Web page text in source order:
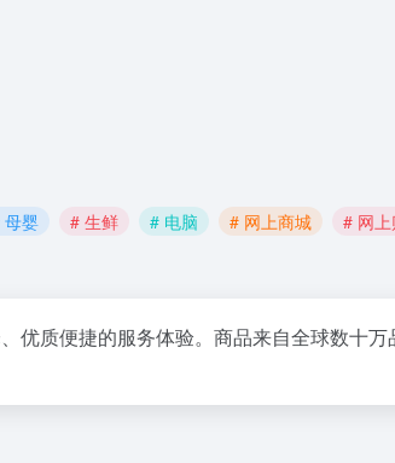
母婴 # 生鲜 # 电脑 # 网上商城 # 网
优质便捷的服务体验。商品来自全球数十